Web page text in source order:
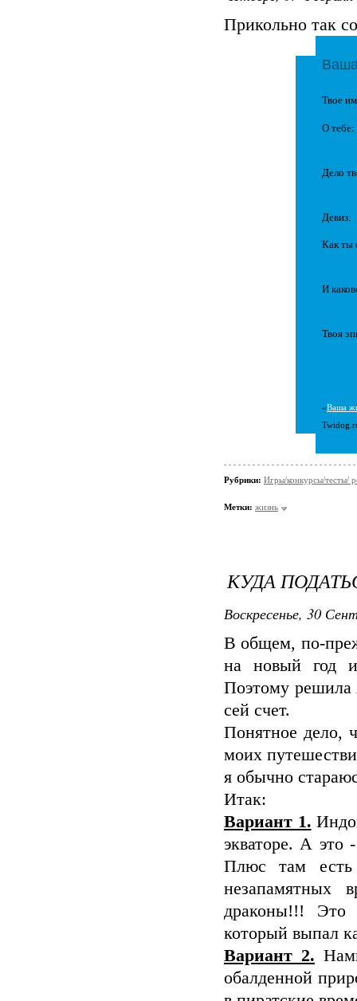
Прикольно так
Твое
О тебе:
Дело
Девиз:
Как ты
И
Твоя
«Ваша
Рубрики: Игры/конкурсы/тесты/
Метки: жизнь
КУДА
Воскресенье, 30
В общем, по-
на новый год
Поэтому решила
сей счет.
Понятное дело,
моих
я обычно
Итак:
Вариант 1.
экваторе. А это
Плюс там есть
незапамятных
драконы!!! Это
который выпал
Вариант 2.
обалденной